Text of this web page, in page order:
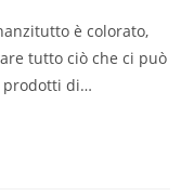
è colorato,
tutto ciò che ci può
prodotti di…